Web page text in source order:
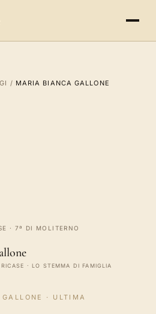
/ MARIA BIANCA GALLONE
· 7ª DI MOLITERNO
· LO STEMMA DI FAMIGLIA
· ULTIMA